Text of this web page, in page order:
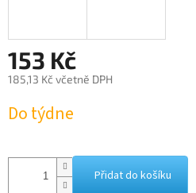
153 Kč
185,13 Kč včetně DPH
cena:
Do týdne
Přidat do košíku